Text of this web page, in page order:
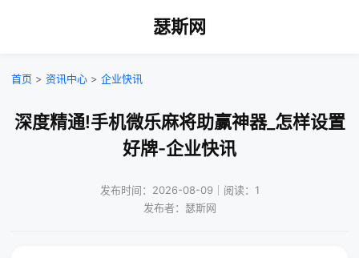
瑟斯网
首页 > 资讯中心 > 企业快讯
深度精通!手机微乐麻将助赢神器_怎样设置
好牌-企业快讯
发布时间：2026-08-09｜阅读：1
发布者：瑟斯网